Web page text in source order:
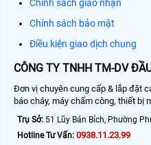
Chính sách giao nhận
Chính sách bảo mật
Điều kiện giao dịch chung
CÔNG TY TNHH TM-DV
Đơn vị chuyên cung cấp & lắp đặt
báo cháy, máy chấm công, thiết bị
Trụ Sở: 51 Lũy Bán Bích, Phường
Hotline Tư Vấn: 0938.11.23.99